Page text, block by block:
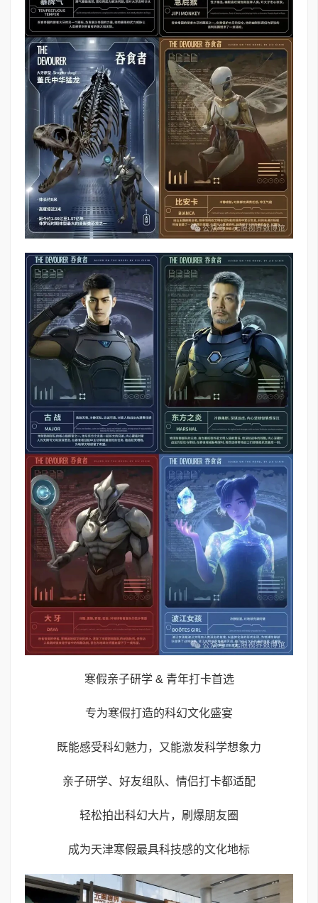
寒假亲子研学 & 青年打卡首选
专为寒假打造的科幻文化盛宴
既能感受科幻魅力，又能激发科学想象力
亲子研学、好友组队、情侣打卡都适配
轻松拍出科幻大片，刷爆朋友圈
成为天津寒假最具科技感的文化地标